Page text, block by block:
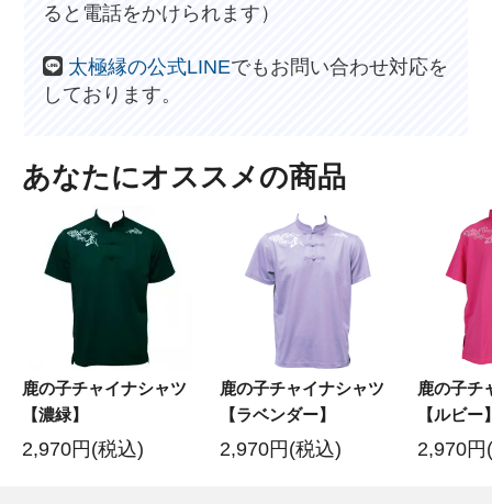
ると電話をかけられます）
太極縁の公式LINEでもお問い合わせ対応を
しております。
あなたにオススメの商品
鹿の子チャイナシャツ
【濃緑】
2,970円(税込)
鹿の子チャイナシャツ
【ラベンダー】
2,970円(税込)
鹿の子チ
【ルビー
2,970円